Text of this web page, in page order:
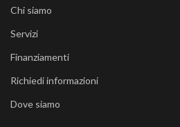
Chi siamo
Servizi
Finanziamenti
Richiedi informazioni
Dove siamo